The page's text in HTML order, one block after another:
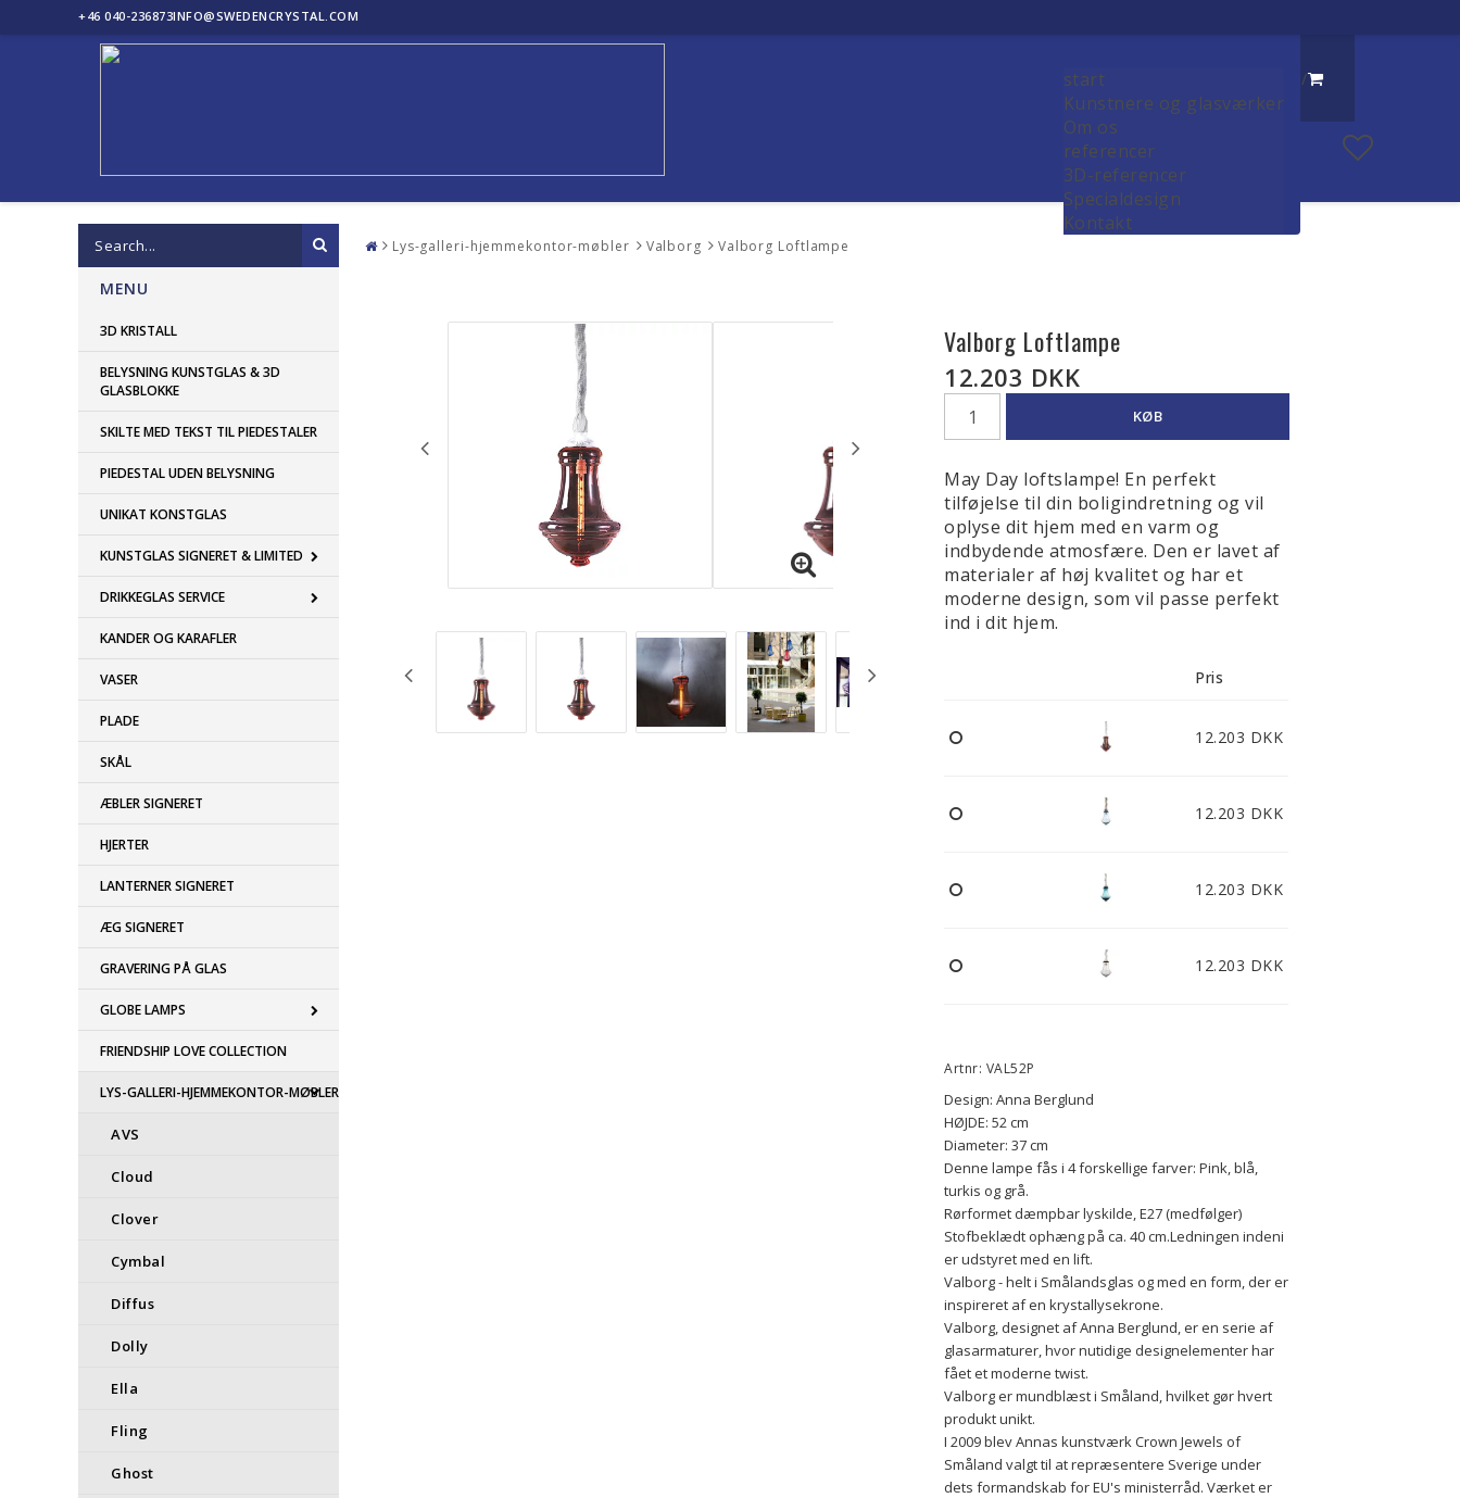
+46 040-236873INFO@SWEDENCRYSTAL.COM
/
start
Kunstnere og glasværker
Om os
referencer
3D-referencer
Specialdesign
Kontakt
MENU
3D KRISTALL
BELYSNING KUNSTGLAS & 3D
GLASBLOKKE
SKILTE MED TEKST TIL PIEDESTALER
PIEDESTAL UDEN BELYSNING
UNIKAT KONSTGLAS
KUNSTGLAS SIGNERET & LIMITED
DRIKKEGLAS SERVICE
KANDER OG KARAFLER
VASER
PLADE
SKÅL
ÆBLER SIGNERET
HJERTER
LANTERNER SIGNERET
ÆG SIGNERET
GRAVERING PÅ GLAS
GLOBE LAMPS
FRIENDSHIP LOVE COLLECTION
LYS-GALLERI-HJEMMEKONTOR-MØBLER
AVS
Cloud
Clover
Cymbal
Diffus
Dolly
Ella
Fling
Ghost
Lys-galleri-hjemmekontor-møbler Valborg Valborg Loftlampe
Valborg Loftlampe
12.203 DKK
KØB
May Day loftslampe! En perfekt
tilføjelse til din boligindretning og vil
oplyse dit hjem med en varm og
indbydende atmosfære. Den er lavet af
materialer af høj kvalitet og har et
moderne design, som vil passe perfekt
ind i dit hjem.
Pris
12.203 DKK
12.203 DKK
12.203 DKK
12.203 DKK
Artnr: VAL52P
Design: Anna Berglund
HØJDE: 52 cm
Diameter: 37 cm
Denne lampe fås i 4 forskellige farver: Pink, blå,
turkis og grå.
Rørformet dæmpbar lyskilde, E27 (medfølger)
Stofbeklædt ophæng på ca. 40 cm.Ledningen indeni
er udstyret med en lift.
Valborg - helt i Smålandsglas og med en form, der er
inspireret af en krystallysekrone.
Valborg, designet af Anna Berglund, er en serie af
glasarmaturer, hvor nutidige designelementer har
fået et moderne twist.
Valborg er mundblæst i Småland, hvilket gør hvert
produkt unikt.
I 2009 blev Annas kunstværk Crown Jewels of
Småland valgt til at repræsentere Sverige under
dets formandskab for EU's ministerråd. Værket er